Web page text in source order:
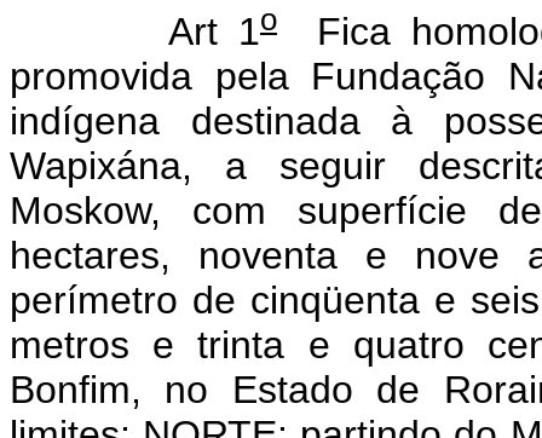
Art 1o Fica
promovida pela Fundação
indígena destinada à
Wapixána, a seguir
Moskow, com superfície
hectares, noventa e
perímetro de cinqüenta e
metros e trinta e quatro
Bonfim, no Estado de